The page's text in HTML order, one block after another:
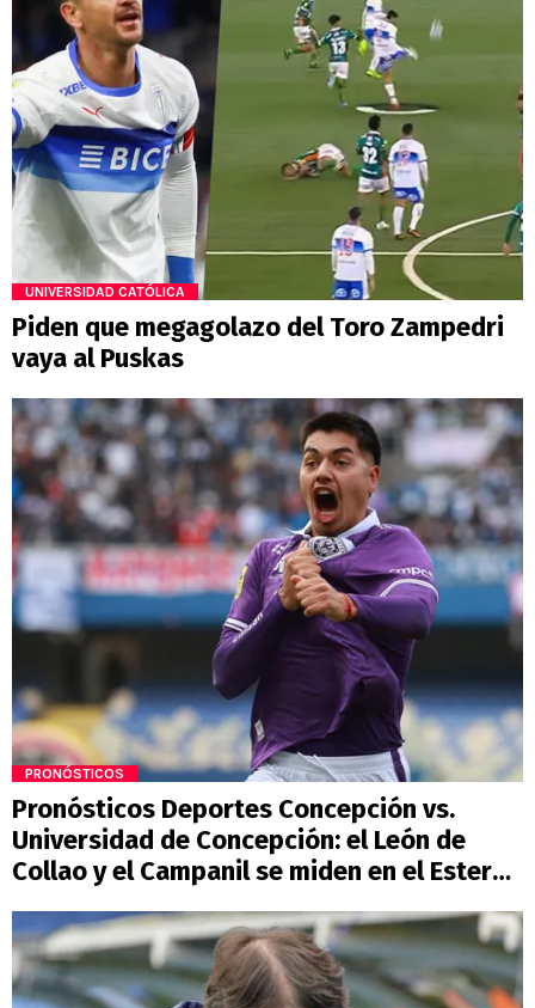
UNIVERSIDAD CATÓLICA
Piden que megagolazo del Toro Zampedri
vaya al Puskas
PRONÓSTICOS
Pronósticos Deportes Concepción vs.
Universidad de Concepción: el León de
Collao y el Campanil se miden en el Ester